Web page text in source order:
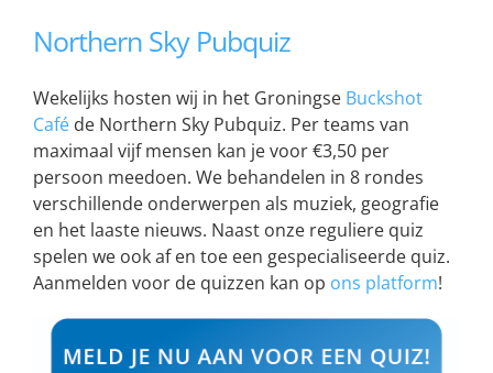
Northern Sky Pubquiz
Wekelijks hosten wij in het Groningse Buckshot
Caféde Northern Sky Pubquiz. Per teams van
maximaal vijf mensen kan je voor €3,50 per
persoon meedoen. We behandelen in 8 rondes
verschillende onderwerpen als muziek, geografie
en het laaste nieuws. Naast onze reguliere quiz
spelen we ook af en toe een gespecialiseerde quiz.
Aanmelden voor de quizzen kan op ons platform!